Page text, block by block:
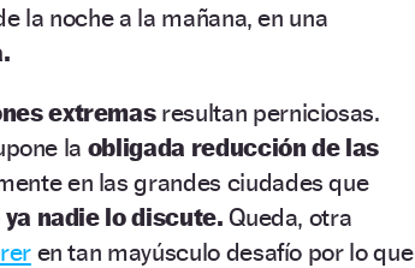
la noche a la mañana, en una
extremasresultan perniciosas.
la obligada reducción de las
en las grandes ciudades que
ya nadie lo discute. Queda, otra
en tan mayúsculo desafío por lo que